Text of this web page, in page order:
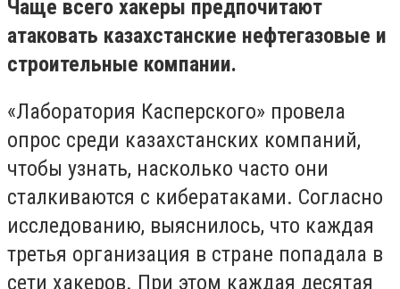
Чаще всего хакеры предпочитают
атаковать казахстанские нефтегазовые и
строительные компании.
«Лаборатория Касперского» провела
опрос среди казахстанских компаний,
чтобы узнать, насколько часто они
сталкиваются с кибератаками. Согласно
исследованию, выяснилось, что каждая
третья организация в стране попадала в
сети хакеров. При этом каждая десятая